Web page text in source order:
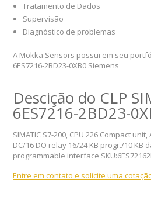
Tratamento de Dados
Supervisão
Diagnóstico de problemas
A Mokka Sensors possui em seu
6ES7216-2BD23-0XB0 Siemens
Descição do CLP
6ES7216-2BD23-
SIMATIC S7-200, CPU 226 Compact
DC/16 DO relay 16/24 KB progr./10 KB
programmable interface
Entre em contato e solicite uma